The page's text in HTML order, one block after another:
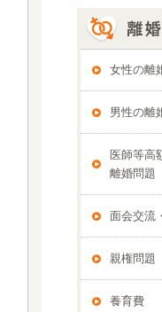
女性の離
男性の離
医師等高
離婚問題
面会交流
親権問題
養育費